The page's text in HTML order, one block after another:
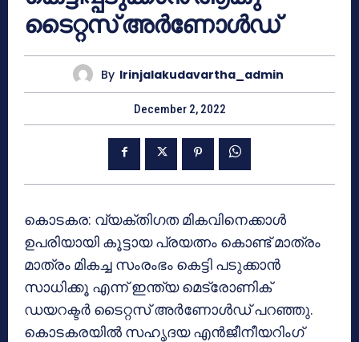
ടൈറ്റസ് അർണോൾഡ്
By Irinjalakudavartha_admin
December 2, 2022
കൊടകര: വ്യക്തിഗത മികവിനെക്കാൾ
ഉപരിയായി കൂട്ടായ പ്രയത്നം കൊണ്ട് മാത്രം
മാത്രം മികച്ച സംരംഭം കെട്ടി പടുക്കാൻ
സാധിക്കൂ എന്ന് ഇന്ത്യ മെട്രോണിക്
ഡയറക്ടർ ടൈറ്റസ് അർണോൾഡ് പറഞ്ഞു.
കൊടകരയിൽ സഹൃദയ എൻജീനീയറിംഗ്